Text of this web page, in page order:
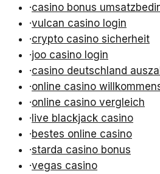
·casino bonus
·vulcan casino login
·crypto casino sicherheit
·joo casino login
·casino deutschland
·online casino
·online casino vergleich
·live blackjack casino
·bestes online casino
·starda casino bonus
·vegas casino